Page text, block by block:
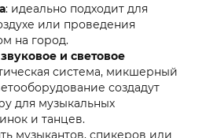
: идеально подходит для
или проведения
на город.
и световое
система, микшерный
создадут
для музыкальных
и танцев.
музыкантов, спикеров или